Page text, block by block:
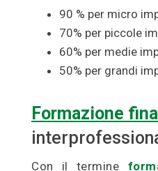
90 % per micro
70% per piccole
60% per medie
50% per grandi
Formazione
Con il termine